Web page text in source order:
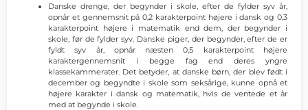
Danske drenge, der begynder i skole, efter de fylder syv år,
opnår et gennemsnit på 0,2 karakterpoint højere i dansk og 0,3
karakterpoint højere i matematik end dem, der begynder i
skole, før de fylder syv. Danske piger, der begynder, efter de er
fyldt syv år, opnår næsten 0,5 karakterpoint højere
karaktergennemsnit i begge fag end deres yngre
klassekammerater. Det betyder, at danske børn, der blev født i
december og begyndte i skole som seksårige, kunne opnå et
højere karakter i dansk og matematik, hvis de ventede et år
med at begynde i skole.